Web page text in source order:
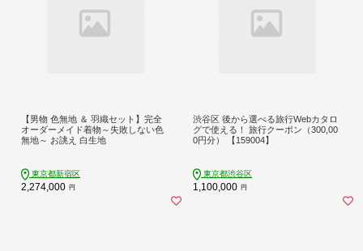
【男物 色無地 ＆ 羽織セット】完全
オーダーメイド着物～失敗しない色
無地～ お誂え 白生地
東京都新宿区
2,274,000 円
渋谷区 後から選べる旅行Webカタロ
グで使える！ 旅行クーポン（300,00
0円分） 【159004】
東京都渋谷区
1,100,000 円